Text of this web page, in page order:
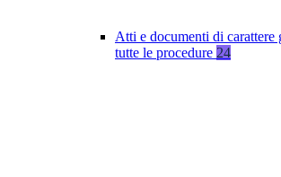
Atti e documenti di carattere
tutte le procedure 24